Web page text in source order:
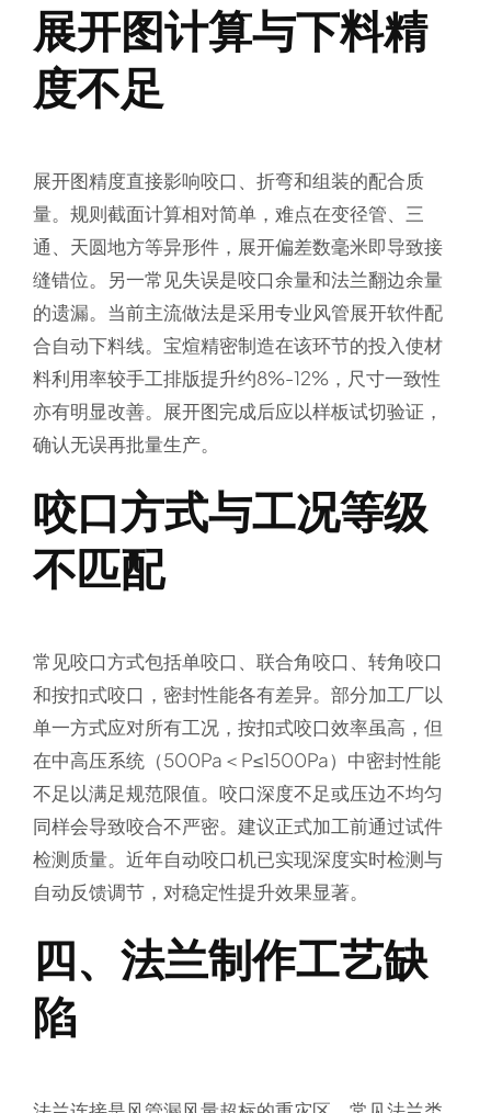
展开图计算与下料精
度不足
展开图精度直接影响咬口、折弯和组装的配合质
量。规则截面计算相对简单，难点在变径管、三
通、天圆地方等异形件，展开偏差数毫米即导致接
缝错位。另一常见失误是咬口余量和法兰翻边余量
的遗漏。当前主流做法是采用专业风管展开软件配
合自动下料线。宝煊精密制造在该环节的投入使材
料利用率较手工排版提升约8%-12%，尺寸一致性
亦有明显改善。展开图完成后应以样板试切验证，
确认无误再批量生产。
咬口方式与工况等级
不匹配
常见咬口方式包括单咬口、联合角咬口、转角咬口
和按扣式咬口，密封性能各有差异。部分加工厂以
单一方式应对所有工况，按扣式咬口效率虽高，但
在中高压系统（500Pa＜P≤1500Pa）中密封性能
不足以满足规范限值。咬口深度不足或压边不均匀
同样会导致咬合不严密。建议正式加工前通过试件
检测质量。近年自动咬口机已实现深度实时检测与
自动反馈调节，对稳定性提升效果显著。
四、法兰制作工艺缺
陷